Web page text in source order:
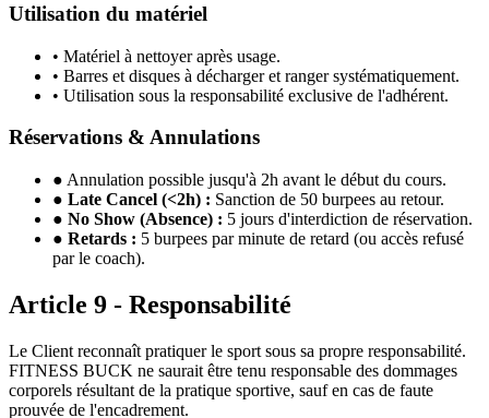
Utilisation du matériel
• Matériel à nettoyer après usage.
• Barres et disques à décharger et ranger systématiquement.
• Utilisation sous la responsabilité exclusive de l'adhérent.
Réservations & Annulations
● Annulation possible jusqu'à 2h avant le début du cours.
● Late Cancel (<2h) : Sanction de 50 burpees au retour.
● No Show (Absence) : 5 jours d'interdiction de réservation.
● Retards : 5 burpees par minute de retard (ou accès refusé
par le coach).
Article 9 - Responsabilité
Le Client reconnaît pratiquer le sport sous sa propre responsabilité.
FITNESS BUCK ne saurait être tenu responsable des dommages
corporels résultant de la pratique sportive, sauf en cas de faute
prouvée de l'encadrement.